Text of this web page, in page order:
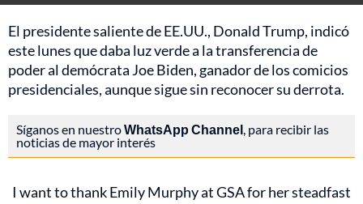
El presidente saliente de EE.UU., Donald Trump, indicó
este lunes que daba luz verde a la transferencia de
poder al demócrata Joe Biden, ganador de los comicios
presidenciales, aunque sigue sin reconocer su derrota.
Síganos en nuestroWhatsApp Channel, para recibir las
noticias de mayor interés
I want to thank Emily Murphy at GSA for her steadfast